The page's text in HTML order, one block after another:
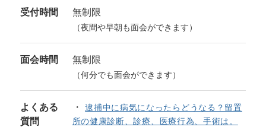
受付時間 無制限
（夜間や早朝も面会ができます）
面会時間 無制限
（何分でも面会ができます）
よくある
質問
逮捕中に病気になったらどうなる？留置
所の健康診断、診療、医療行為、手術は。